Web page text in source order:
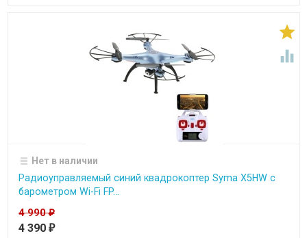


Нет в наличии
Радиоуправляемый синий квадрокоптер Syma X5HW с
барометром Wi-Fi FP...
4 990₽
4 390 ₽